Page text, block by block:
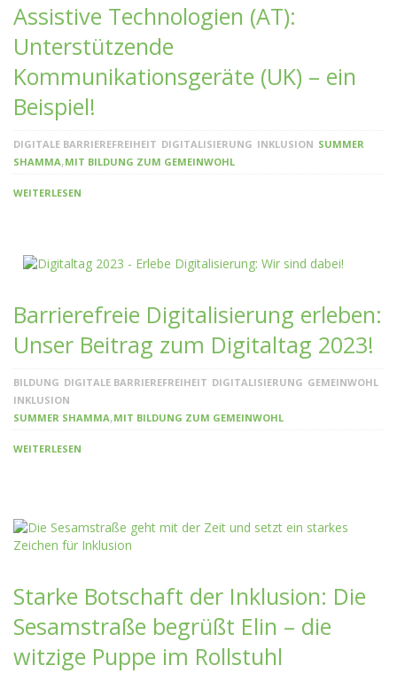
Assistive Technologien (AT):
Unterstützende
Kommunikationsgeräte (UK) – ein
Beispiel!
DIGITALE BARRIEREFREIHEIT DIGITALISIERUNG INKLUSION SUMMER
SHAMMA,MIT BILDUNG ZUM GEMEINWOHL
WEITERLESEN
Barrierefreie Digitalisierung erleben:
Unser Beitrag zum Digitaltag 2023!
BILDUNG DIGITALE BARRIEREFREIHEIT DIGITALISIERUNG GEMEINWOHL
INKLUSION
SUMMER SHAMMA,MIT BILDUNG ZUM GEMEINWOHL
WEITERLESEN
Starke Botschaft der Inklusion: Die
Sesamstraße begrüßt Elin – die
witzige Puppe im Rollstuhl